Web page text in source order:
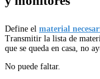
Define el material
Transmitir la lista de
que se queda en casa, no
No puede faltar.